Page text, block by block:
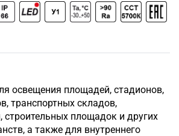
освещения площадей, стадионов,
транспортных складов,
строительных площадок и других
а также для внутреннего